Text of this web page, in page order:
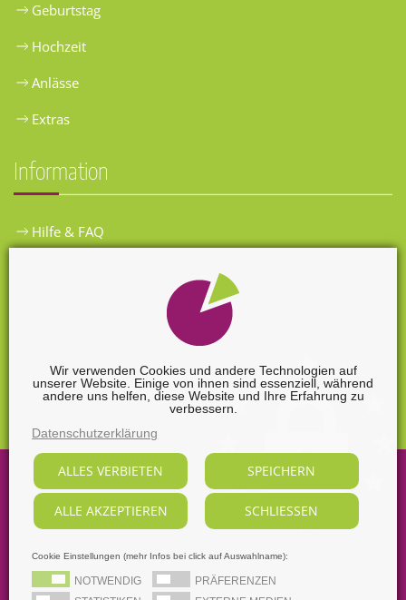
Wir verwenden Cookies und andere Technologien auf
unserer Website. Einige von ihnen sind essenziell, während
andere uns helfen, diese Website und Ihre Erfahrung zu
verbessern.
Datenschutzerklärung
ALLES VERBIETEN SPEICHERN
ALLE AKZEPTIEREN SCHLIESSEN
Cookie Einstellungen (mehr Infos bei click auf Auswahlname):
NOTWENDIG
PRÄFERENZEN
Geburtstag
Hochzeit
Anlässe
Extras
Information
Hilfe & FAQ
Widerrufsformular
2026Sabine Nendel Mediengestalterin.
Alle Rechte vorbehalten, soweit nicht ausdrücklich anders
gekennzeichnet.
AGB Datenschutz
Dezidierter Bildnachweis